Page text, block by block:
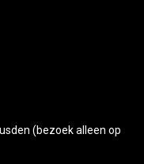
(bezoek alleen op